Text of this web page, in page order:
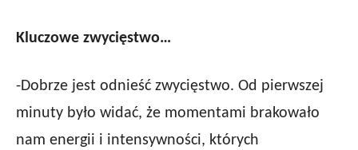
Kluczowe zwycięstwo…
-Dobrze jest odnieść zwycięstwo. Od pierwszej
minuty było widać, że momentami brakowało
nam energii i intensywności, których